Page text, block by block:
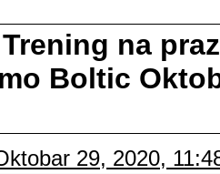
na
Boltic
29, 2020,